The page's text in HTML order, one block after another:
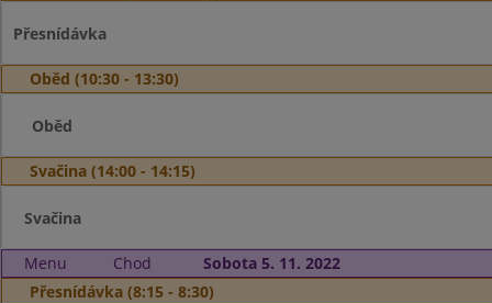
Přesnídávka
Oběd (10:30 - 13:30)
Oběd
Svačina (14:00 - 14:15)
Svačina
Menu Chod
Sobota 5. 11. 2022
Přesnídávka (8:15 - 8:30)